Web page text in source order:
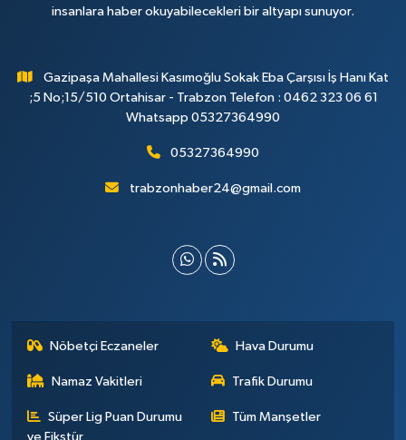
insanlara haber okuyabilecekleri bir altyapı sunuyor.
Gazipaşa Mahallesi Kasımoğlu Sokak Eba Çarşısı İş Hanı Kat
;5 No;15/510 Ortahisar - Trabzon Telefon : 0462 323 06 61
Whatsapp 05327364990
05327364990
trabzonhaber24@gmail.com
Nöbetçi Eczaneler Hava Durumu
Namaz Vakitleri Trafik Durumu
Süper Lig Puan Durumu
ve Fikstür
Tüm Manşetler